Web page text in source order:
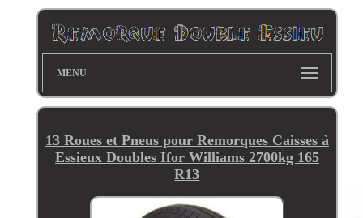
MENU
13 Roues et Pneus pour Remorques Caisses à
Essieux Doubles Ifor Williams 2700kg 165
R13